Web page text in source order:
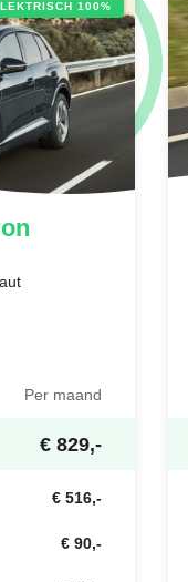
100%
Per maand
€ 829,-
€ 516,-
€ 90,-